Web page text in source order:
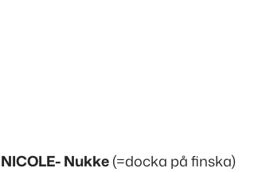
NICOLE- Nukke(=docka på finska)